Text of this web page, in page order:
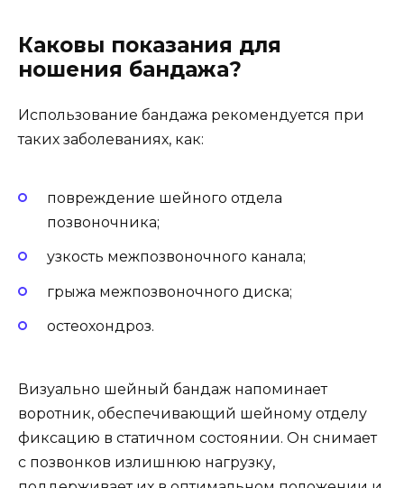
Каковы показания для
ношения бандажа?
Использование бандажа рекомендуется при
таких заболеваниях, как:
повреждение шейного отдела
позвоночника;
узкость межпозвоночного канала;
грыжа межпозвоночного диска;
остеохондроз.
Визуально шейный бандаж напоминает
воротник, обеспечивающий шейному отделу
фиксацию в статичном состоянии. Он снимает
с позвонков излишнюю нагрузку,